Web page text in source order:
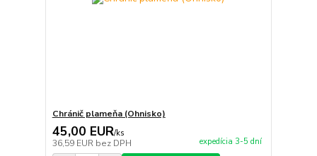
Chránič plameňa (Ohnisko)
45,00 EUR/ks
36,59 EUR bez DPH expedícia 3-5 dní